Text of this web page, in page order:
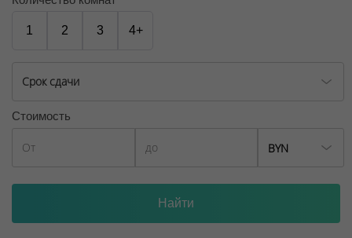
1 2 3 4+
Срок сдачи
Стоимость
BYN